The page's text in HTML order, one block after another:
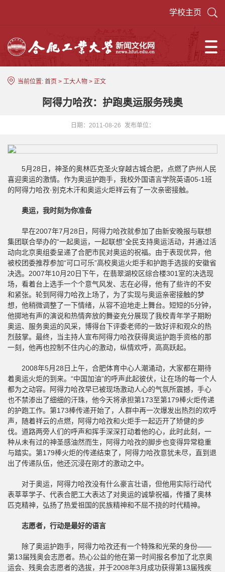
学校主页
当前位置: 首页 > 工大人物 > 正文
阿得力哈孜：护跑奥运服务残奥
日期：2011-08-26 发布单位：
5月28日，神圣的奥林匹克圣火穿越古城合肥，点燃了庐州人民
喜迎奥运的激情。作为奥运护跑手，我校外国语言学院英语05-1班
的阿得力哈孜·别克木汗和奥运火炬祥云有了一次亲密接触。
奥运，我时刻为你准备
早在2007年7月28日，阿得力哈孜就参加了由新安晚报与联想
集团联合举办的“一起奥运，一起联想”全民支持奥运活动，并通过活
动向北京奥组委呈递了合肥市民对奥运的祝福。由于表现优异，他
被校团委推荐参加“可口可乐”高校奥运火炬手和护跑手选拔的安徽省
决选。2007年10月20日下午，在翡翠湖校区综合楼301室的决选现
场，看着台上选手一个个意气风发、志在必得，他有了些许的不安
和紧张。轮到阿得力哈孜上场了，为了实现与奥运亲密接触的梦
想，他稍微调整了一下情绪，从容不迫地走上舞台。短短的5分钟，
他掷地有声的演说和热情奔放的舞姿充分展现了我校青年学子期盼
奥运、服务奥运的风采，博得台下评委老师的一致好评和观众的热
烈鼓掌。最终，当主持人宣布阿得力哈孜获得奥运护跑手资格的那
一刻，他再也控制不住内心的激动，纵情欢呼，高高跃起。
2008年5月28日上午，合肥体育中心人潮涌动，大家都在期待
着奥运火炬的到来。“中国加油”的呼声此起彼伏，让在场的每一个人
都为之动容。阿得力哈孜早已被现场激动人心的气氛所震撼，手心
也不禁渗出了细细的汗珠，他今天将承担第173至第179棒火炬传递
的护跑工作。第173棒传递开始了，人群中再一次爆发出热烈的欢呼
声，随着祥云的点燃，阿得力哈孜和火炬手一起迈开了矫健的步
伐。道路两旁人们的呼声和挥手深深打动着他的心，此时此刻，一
种从未有过的神圣感油然而生，阿得力哈孜的脚步也变得异常稳重
与踏实。第179棒火炬的传递结束了，阿得力哈孜意犹未尽，直到退
出了传递队伍，他还沉浸在刚才的激动之中。
对于奥运，阿得力哈孜没有什么豪言壮语，但他用实际行动代
表莘莘学子、代表合肥工大表达了对奥运的诚挚祝福，传播了奥林
匹克精神，弘扬了热爱祖国的民族精神和不屈不挠的时代精神。
志愿者，行动是最好的语言
除了奥运护跑手，阿得力哈孜还有一个特殊和光荣的身份——
第13届残奥会志愿者。热心公益的他在第一时间报名参加了北京奥
运会、残奥会志愿者的选拔，并于2008年3月成功获得第13届残疾